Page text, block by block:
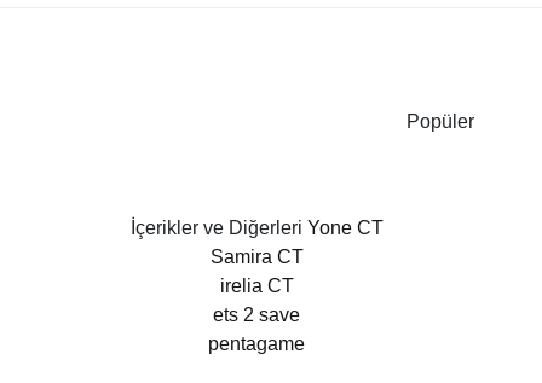
Popüler
İçerikler ve Diğerleri Yone CT
Samira CT
irelia CT
ets 2 save
pentagame